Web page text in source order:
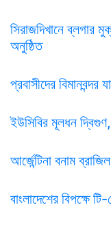
সিরাজদিখানে ব্লগার
অনুষ্ঠিত
প্রবাসীদের বিমানবন্দর
ইউসিবির মূলধন
আর্জেন্টিনা বনাম
বাংলাদেশের বিপক্ষে